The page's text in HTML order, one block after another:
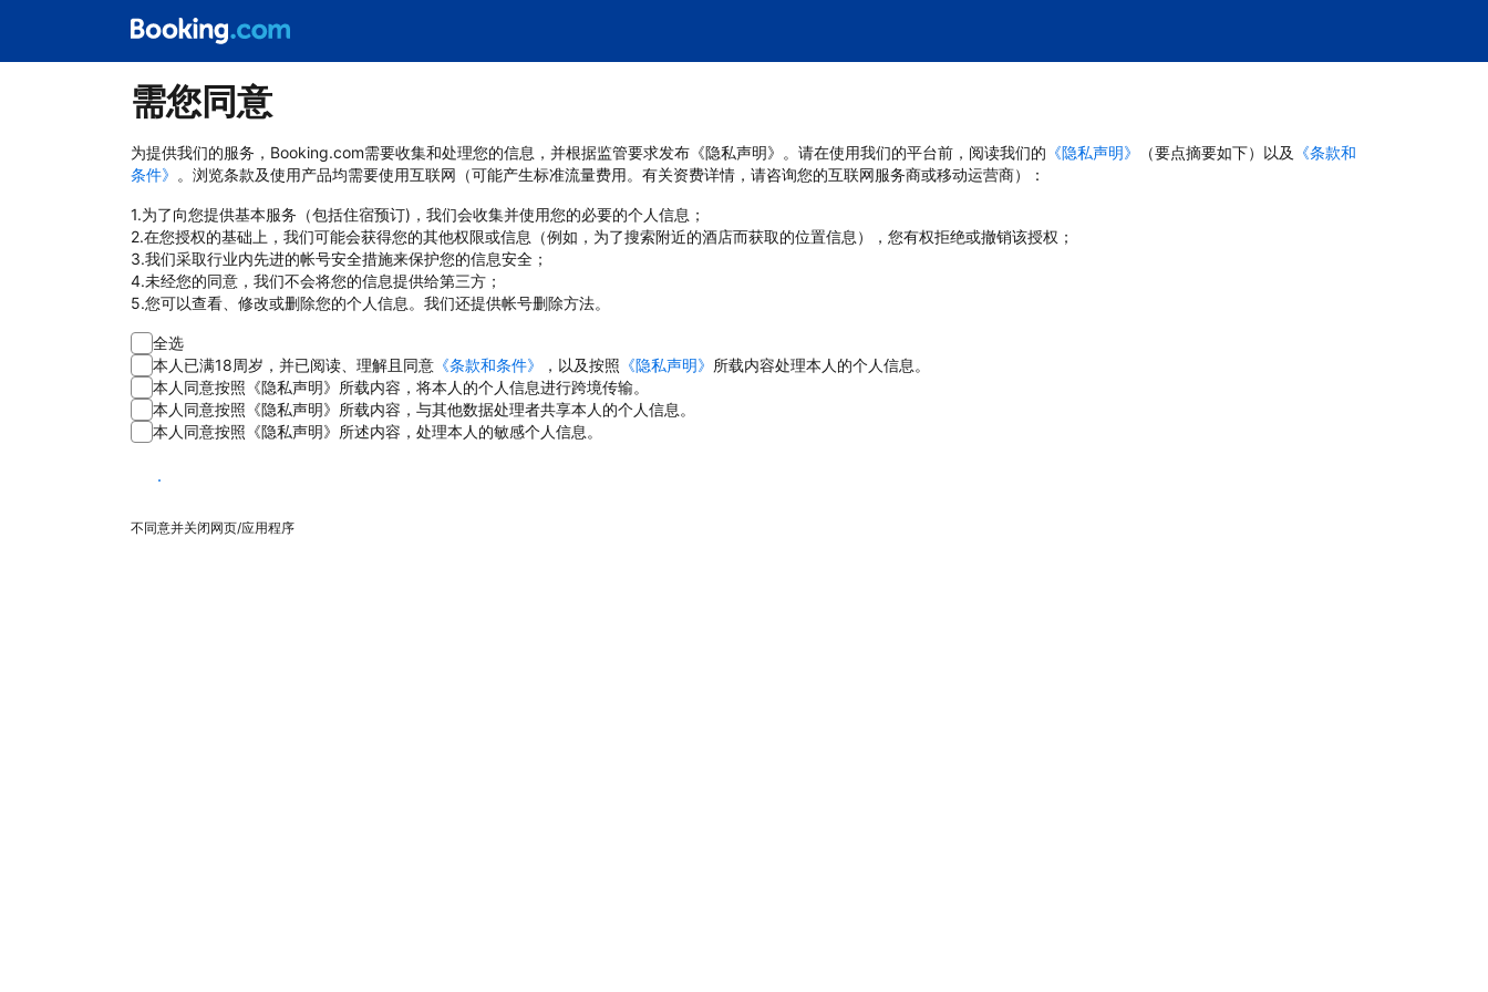
需您同意
为提供我们的服务，Booking.com需要收集和处理您的信息，并根据监管要求发布《隐私声明》。请在使用我们的平台前，阅读我们的 《隐私声明》 （要点摘要如下）以及 《条款和
条件》 。浏览条款及使用产品均需要使用互联网（可能产生标准流量费用。有关资费详情，请咨询您的互联网服务商或移动运营商）：
1.为了向您提供基本服务（包括住宿预订)，我们会收集并使用您的必要的个人信息；
2.在您授权的基础上，我们可能会获得您的其他权限或信息（例如，为了搜索附近的酒店而获取的位置信息），您有权拒绝或撤销该授权；
3.我们采取行业内先进的帐号安全措施来保护您的信息安全；
4.未经您的同意，我们不会将您的信息提供给第三方；
5.您可以查看、修改或删除您的个人信息。我们还提供帐号删除方法。
全选
本人已满18周岁，并已阅读、理解且同意 《条款和条件》 ，以及按照 《隐私声明》 所载内容处理本人的个人信息。
本人同意按照《隐私声明》所载内容，将本人的个人信息进行跨境传输。
本人同意按照《隐私声明》所载内容，与其他数据处理者共享本人的个人信息。
本人同意按照《隐私声明》所述内容，处理本人的敏感个人信息。
同意
不同意并关闭网页/应用程序